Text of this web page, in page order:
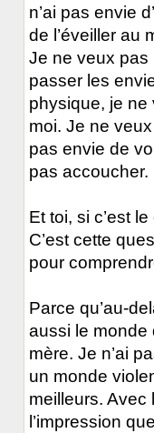
n’ai pas envie
de l’éveiller au
Je ne veux pas
passer les
physique, je ne
moi. Je ne
pas envie de
pas
Et toi, si c’est
C’est cette
pour
Parce qu’au-
aussi le monde
mère. Je n’ai
un monde
meilleurs. Avec
l’impression